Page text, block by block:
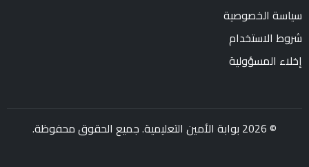
سياسة الخصوصية
شروط الاستخدام
إخلاء المسؤولية
© 2026 بوابة الأمين التعليمية. جميع الحقوق محفوظة.